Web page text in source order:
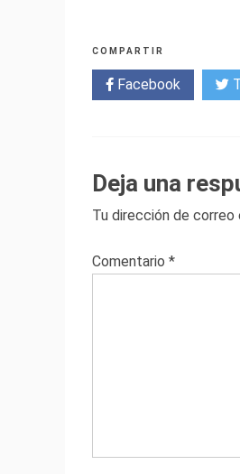
COMPARTIR
Facebook
Deja una
Tu dirección de
Comentario *